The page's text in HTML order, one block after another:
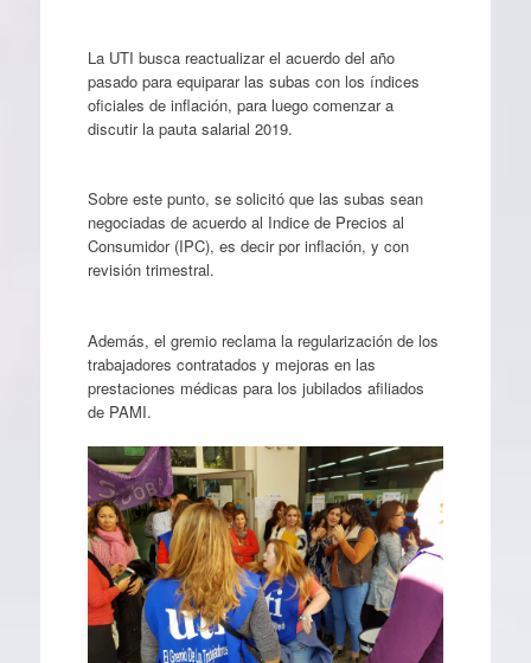
La UTI busca reactualizar el acuerdo del año
pasado para equiparar las subas con los índices
oficiales de inflación, para luego comenzar a
discutir la pauta salarial 2019.
Sobre este punto, se solicitó que las subas sean
negociadas de acuerdo al Indice de Precios al
Consumidor (IPC), es decir por inflación, y con
revisión trimestral.
Además, el gremio reclama la regularización de los
trabajadores contratados y mejoras en las
prestaciones médicas para los jubilados afiliados
de PAMI.